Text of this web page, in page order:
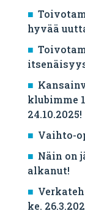
hyvää
klubimme
24.10.2025!
Vaihto-
Näin on
alkanut!
ke.